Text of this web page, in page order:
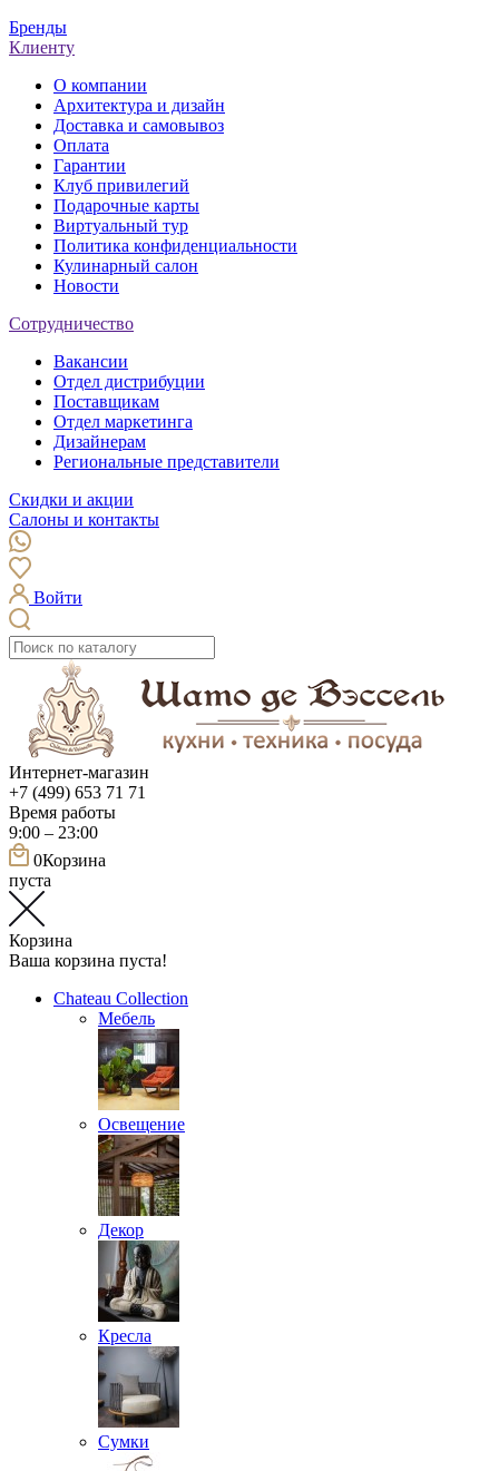
Бренды
Клиенту
О компании
Архитектура и дизайн
Доставка и самовывоз
Оплата
Гарантии
Клуб привилегий
Подарочные карты
Виртуальный тур
Политика конфиденциальности
Кулинарный салон
Новости
Сотрудничество
Вакансии
Отдел дистрибуции
Поставщикам
Отдел маркетинга
Дизайнерам
Региональные представители
Скидки и акции
Салоны и контакты
Войти
Интернет-магазин
+7 (499) 653 71 71
Время работы
9:00 – 23:00
0Корзина
пуста
Корзина
Ваша корзина пуста!
Chateau Collection
Мебель
Освещение
Декор
Кресла
Сумки